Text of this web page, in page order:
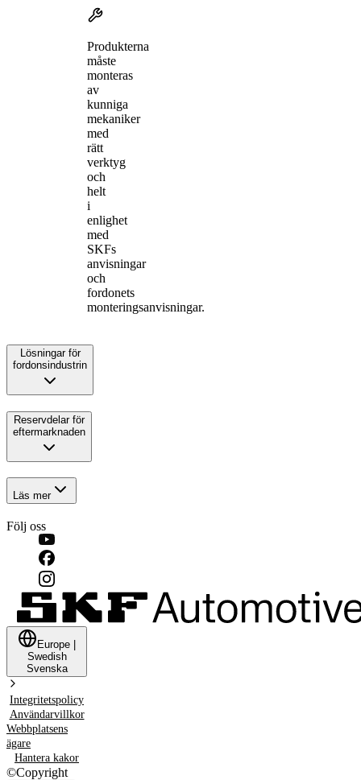
Produkterna
måste
monteras
av
kunniga
mekaniker
med
rätt
verktyg
och
helt
i
enlighet
med
SKFs
anvisningar
och
fordonets
monteringsanvisningar.
Lösningar för
fordonsindustrin
Reservdelar för
eftermarknaden
Läs mer
Följ oss
Europe
Swedish
Svenska
Integritetspolicy
Användarvillkor
Webbplatsens
ägare
Hantera kakor
©Copyright